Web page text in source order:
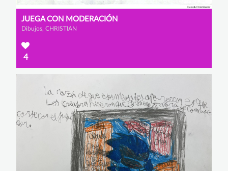
JUEGA CON MODERACIÓN
Dibujos, CHRISTIAN
4